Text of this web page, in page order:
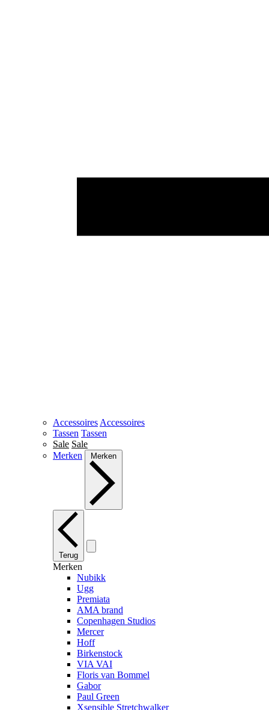
Accessoires Accessoires
Tassen Tassen
Sale Sale
Merken
Merken
Terug
Merken
Nubikk
Ugg
Premiata
AMA brand
Copenhagen Studios
Mercer
Hoff
Birkenstock
VIA VAI
Floris van Bommel
Gabor
Paul Green
Xsensible Stretchwalker